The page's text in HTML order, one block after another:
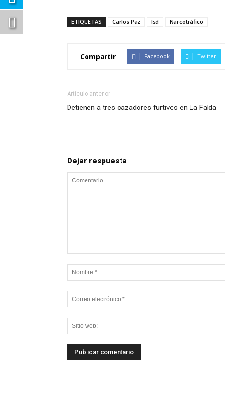
ETIQUETAS Carlos Paz lsd Narcotráfico
Compartir Facebook Twitter
Artículo anterior
Detienen a tres cazadores furtivos en La Falda
Dejar respuesta